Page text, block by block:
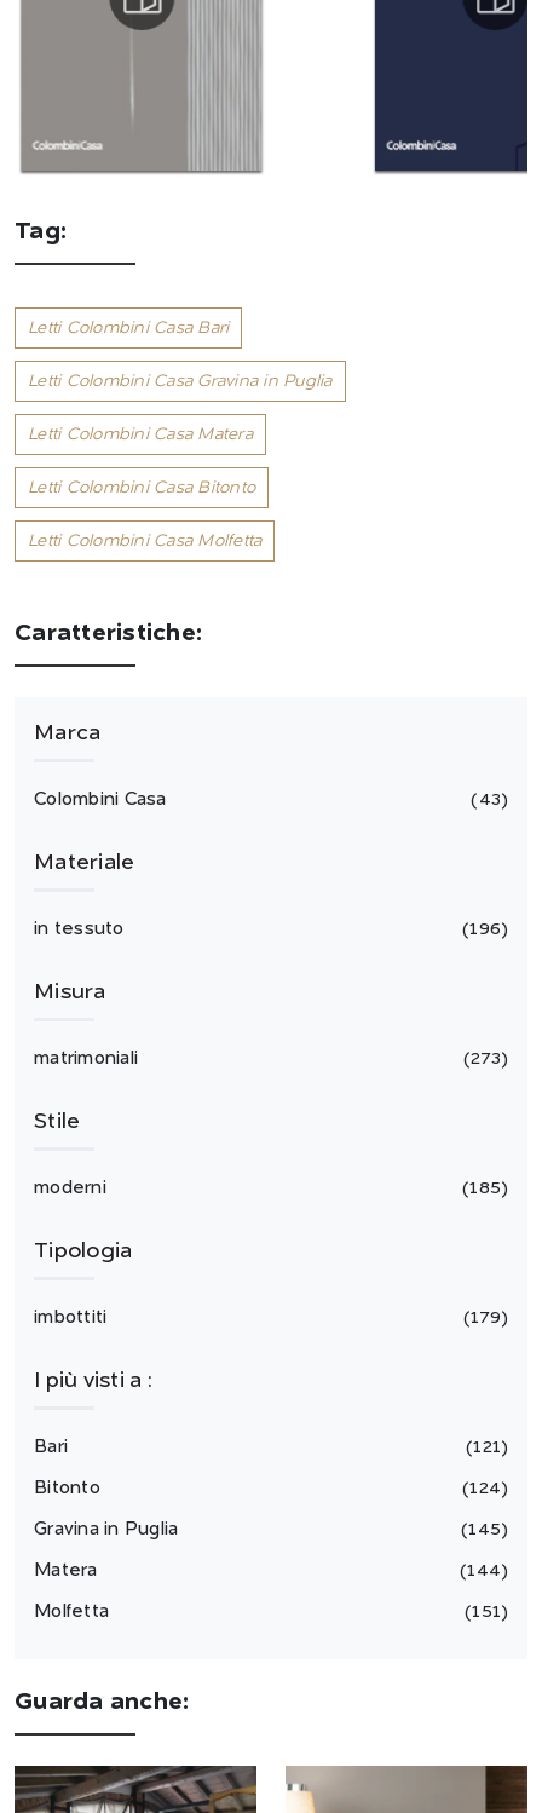
Tag:
Letti Colombini Casa Bari
Letti Colombini Casa Gravina in Puglia
Letti Colombini Casa Matera
Letti Colombini Casa Bitonto
Letti Colombini Casa Molfetta
Caratteristiche:
Marca
Colombini Casa 43
Materiale
in tessuto 196
Misura
matrimoniali 273
Stile
moderni 185
Tipologia
imbottiti 179
I più visti a :
Bari 121
Bitonto 124
Gravina in Puglia 145
Matera 144
Molfetta 151
Guarda anche: